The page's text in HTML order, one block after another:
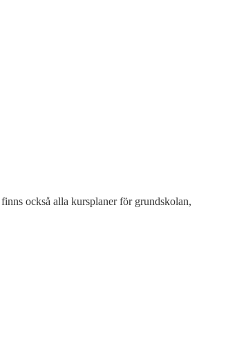
också alla kursplaner för grundskolan,